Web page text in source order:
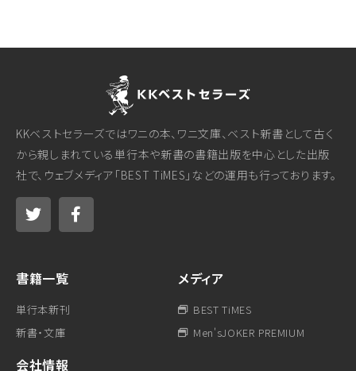
KKベストセラーズではワニの本、ワニ文庫、ベスト新書として古く
から親しまれている単行本や新書の書籍出版を中心とした出版
社で、ウェブメディア「BEST TiMES」などの運用も行っております。
書籍一覧
単行本新刊
新書・文庫
メディア
BEST TiMES
Men'sJOKER PREMIUM
会社情報